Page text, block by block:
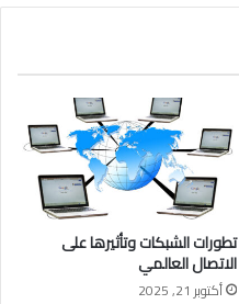
تطورات الشبكات وتأثيرها على
الاتصال العالمي
أكتوبر 21, 2025